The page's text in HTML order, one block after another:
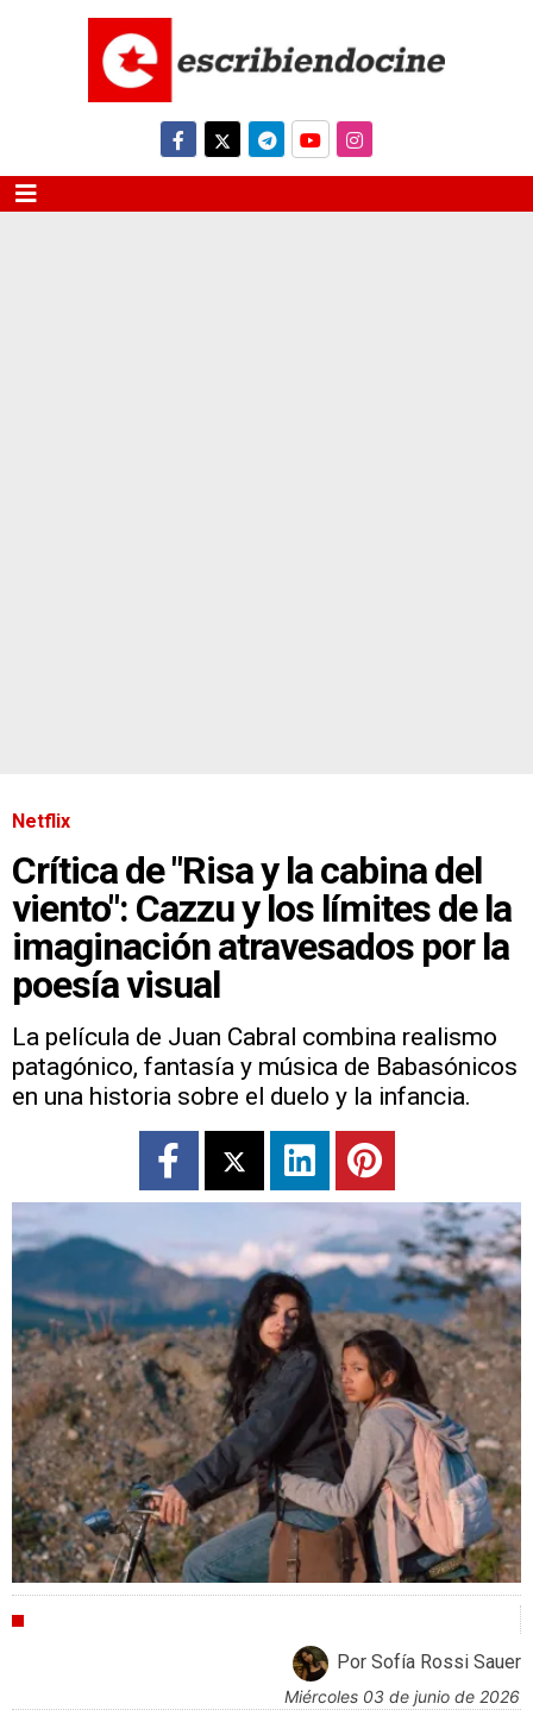
Netflix
Crítica de "Risa y la cabina del
viento": Cazzu y los límites de la
imaginación atravesados por la
poesía visual
La película de Juan Cabral combina realismo
patagónico, fantasía y música de Babasónicos
en una historia sobre el duelo y la infancia.
Por Sofía Rossi Sauer
miércoles 03 de junio de 2026